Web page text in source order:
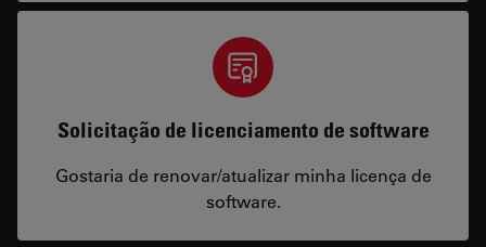
Solicitação de licenciamento de software
Gostaria de renovar/atualizar minha licença de
software.